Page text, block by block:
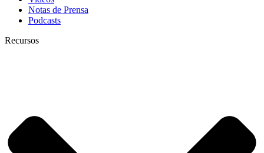
Notas de Prensa
Podcasts
Recursos